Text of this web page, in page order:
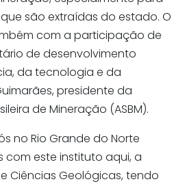
são extraídas do estado. O
com a participação de
de desenvolvimento
da tecnologia e da
presidente da
de Mineração (ASBM).
no Rio Grande do Norte
com este instituto aqui, a
Ciências Geológicas, tendo